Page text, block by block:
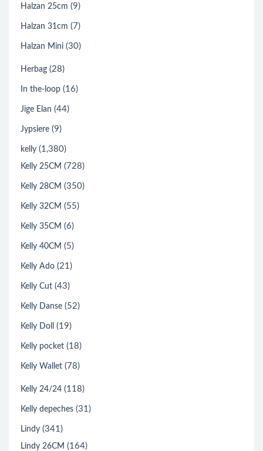
Halzan 25cm (9)
Halzan 31cm (7)
Halzan Mini (30)
Herbag (28)
In the-loop (16)
Jige Elan (44)
Jypsiere (9)
kelly (1,380)
Kelly 25CM (728)
Kelly 28CM (350)
Kelly 32CM (55)
Kelly 35CM (6)
Kelly 40CM (5)
Kelly Ado (21)
Kelly Cut (43)
Kelly Danse (52)
Kelly Doll (19)
Kelly pocket (18)
Kelly Wallet (78)
Kelly 24/24 (118)
Kelly depeches (31)
Lindy (341)
Lindy 26CM (164)